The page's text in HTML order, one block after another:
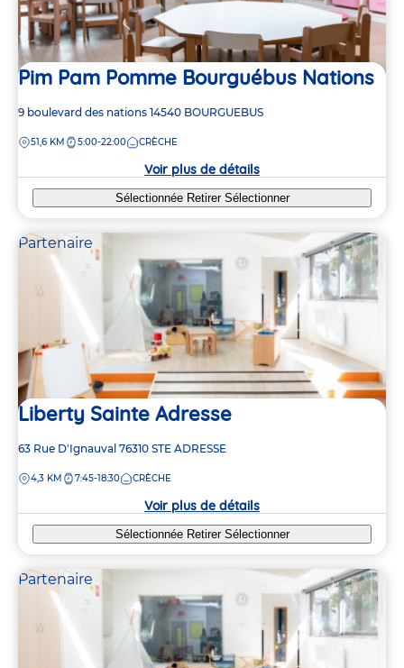
Pim Pam Pomme Bourguébus Nations
Adresse
la
9 boulevard des nations 14540 BOURGUEBUS
DISTANCE
51,6 KM 5:00-22:00 CRÈCHE
Voir plus de détails
Sélectionnée Retirer Sélectionner
Partenaire
Liberty Sainte Adresse
Adresse
la
63 Rue D'Ignauval 76310 STE ADRESSE
DISTANCE
4,3 KM 7:45-18:30 CRÈCHE
Voir plus de détails
Sélectionnée Retirer Sélectionner
Partenaire